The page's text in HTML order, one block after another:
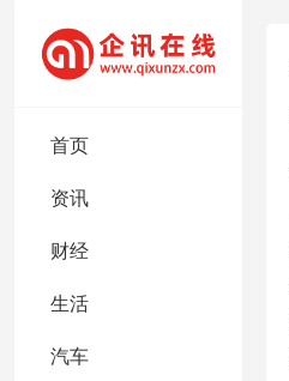
首页
资讯
财经
生活
汽车